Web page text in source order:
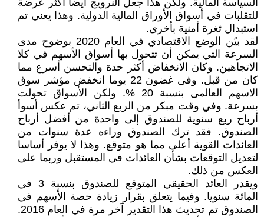
السياسة المالية. ولكن هذا جعل النرويج أيضا أكثر عرضة
للتقلبات في أسواق الأوراق المالية الدولية. وهذا يعني تم
استبدال ثغرة أمنية بأخرى.
لقد بيًن الوضع الاقتصادي في العام 2020 بوضوح مدى
السرعة التي يمكن أن تتحول بها أسواق الأسهم في كلا
الاتجاهين. وكان الانخفاض أكثر حدة والتحسن أسرع مما
كان من قبل. وفى غضون 22 يوما انخفض مؤشر سوق
الاسهم العالمى بنسبة 20 %. ولكن الأسواق تحولت
بسرعة. وفي وقت مبكر من الربع الثاني، تم عكس أسوأ
أرباح ربع سنوية للصندوق إلى واحدة من أفضل أرباح
الصندوق. فقد ترك الصندوق وراءه عدة سنوات من
العائدات القوية أعلى مما هو متوقع. وهذا لا يوفر أساسا
لتعديل التوقعات بشأن العائدات في المستقبل وربما على
العكس من ذلك.
ويقدر العائد الحقيقي المتوقع للصندوق بنسبة 3 في
المائة سنويا. وفيما يتعلق بقرار زيادة حصة الأسهم في
الصندوق تم تحديث هذا التقدير آخر مرة في العام 2016.